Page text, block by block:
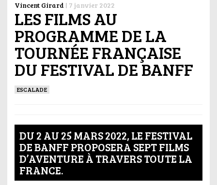
Vincent Girard | 7 janvier 2022
LES FILMS AU
PROGRAMME DE LA
TOURNÉE FRANÇAISE
DU FESTIVAL DE BANFF
ESCALADE
DU 2 AU 25 MARS 2022, LE FESTIVAL
DE BANFF PROPOSERA SEPT FILMS
D’AVENTURE À TRAVERS TOUTE LA
FRANCE.